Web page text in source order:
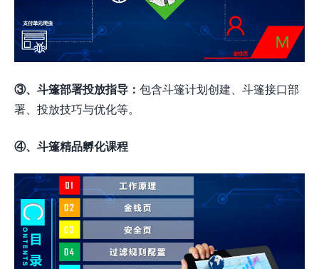
③、斗篷部署投放指导： 包含斗篷计划创建、斗篷接口部
署、投放技巧与优化等。
④、斗篷精品孵化课程